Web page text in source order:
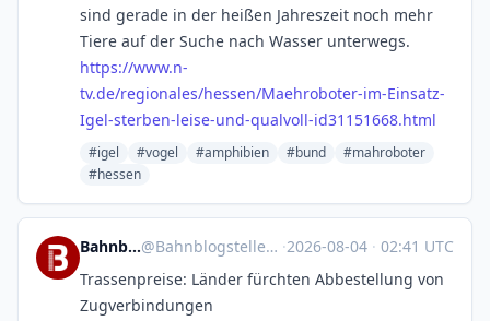
sind gerade in der heißen Jahreszeit noch mehr
Tiere auf der Suche nach Wasser unterwegs.
https://www.n-
tv.de/regionales/hessen/Maehroboter-im-Einsatz-
Igel-sterben-leise-und-qualvoll-id31151668.html
#igel #vogel #amphibien #bund
#mahroboter
#hessen
Bahnblogstelle@Bahnblogstelle@mastodon.social ·2026-08-04 · 02:41 UTC
Trassenpreise: Länder fürchten Abbestellung von
Zugverbindungen